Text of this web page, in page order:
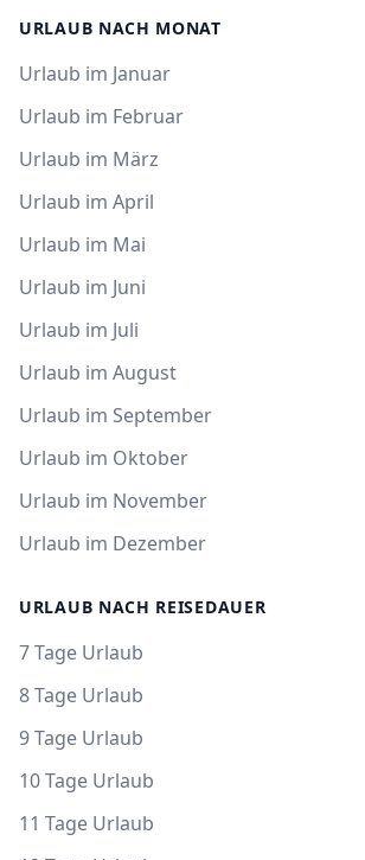
URLAUB NACH MONAT
Urlaub im Januar
Urlaub im Februar
Urlaub im März
Urlaub im April
Urlaub im Mai
Urlaub im Juni
Urlaub im Juli
Urlaub im August
Urlaub im September
Urlaub im Oktober
Urlaub im November
Urlaub im Dezember
URLAUB NACH REISEDAUER
7 Tage Urlaub
8 Tage Urlaub
9 Tage Urlaub
10 Tage Urlaub
11 Tage Urlaub